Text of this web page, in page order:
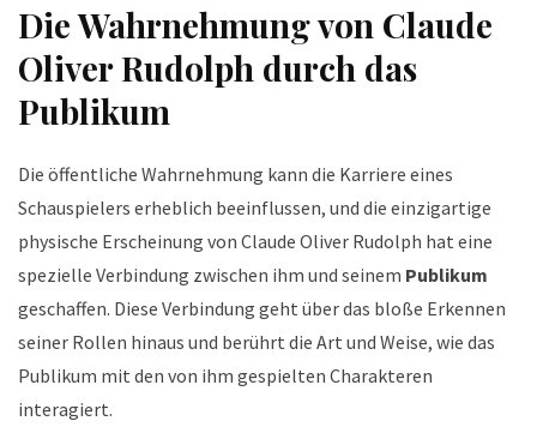
Die Wahrnehmung von Claude
Oliver Rudolph durch das
Publikum
Die öffentliche Wahrnehmung kann die Karriere eines
Schauspielers erheblich beeinflussen, und die einzigartige
physische Erscheinung von Claude Oliver Rudolph hat eine
spezielle Verbindung zwischen ihm und seinem Publikum
geschaffen. Diese Verbindung geht über das bloße Erkennen
seiner Rollen hinaus und berührt die Art und Weise, wie das
Publikum mit den von ihm gespielten Charakteren
interagiert.